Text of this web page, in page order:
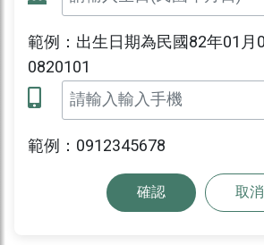
範例：出生日期為民國82年01月
0820101
範例：0912345678
確認 取消